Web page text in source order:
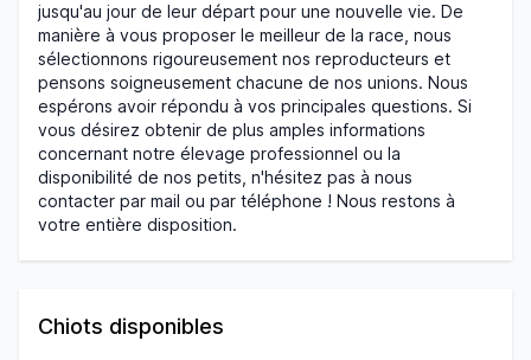
jusqu'au jour de leur départ pour une nouvelle vie. De
manière à vous proposer le meilleur de la race, nous
sélectionnons rigoureusement nos reproducteurs et
pensons soigneusement chacune de nos unions. Nous
espérons avoir répondu à vos principales questions. Si
vous désirez obtenir de plus amples informations
concernant notre élevage professionnel ou la
disponibilité de nos petits, n'hésitez pas à nous
contacter par mail ou par téléphone ! Nous restons à
votre entière disposition.
Chiots disponibles